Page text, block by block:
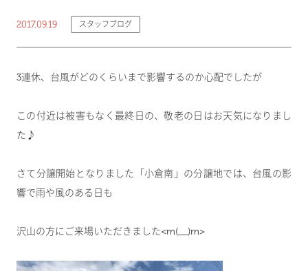
2017.09.19 スタッフブログ
3連休、台風がどのくらいまで影響するのか心配でしたが
この付近は被害もなく最終日の、敬老の日はお天気になりまし
た♪
さて分譲開始となりました「小倉南」の分譲地では、台風の影
響で雨や風のある日も
沢山の方にご来場いただきました<m(__)m>